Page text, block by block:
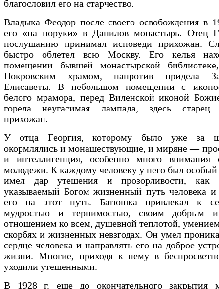
благословил его на старчество.
Владыка Феодор после своего освобождения в
его «на поруки» в Данилов монастырь. Отец
послушанию принимал исповеди прихожан.
быстро облетел всю Москву. Его келья
помещении бывшей монастырской
Покровским храмом, напротив придела
Елисаветы. В небольшом помещении с
белого мрамора, перед Виленской иконой
горела неугасимая лампада, здесь старец
прихожан.
У отца Георгия, которому было уже за
окормлялись и монашествующие, и миряне —
и интеллигенция, особенно много внимания
молодежи. К каждому человеку у него был особый
имел дар утешения и прозорливости, как
указываемый Богом жизненный путь человека и
его на этот путь. Батюшка привлекал к
мудростью и терпимостью, своим добрым
отношением ко всем, душевной теплотой,
скорбях и жизненных невзгодах. Он умел
сердце человека и направлять его на доброе
жизни. Многие, приходя к нему в
уходили утешенными.
В 1928 г. еще до окончательного закрытия